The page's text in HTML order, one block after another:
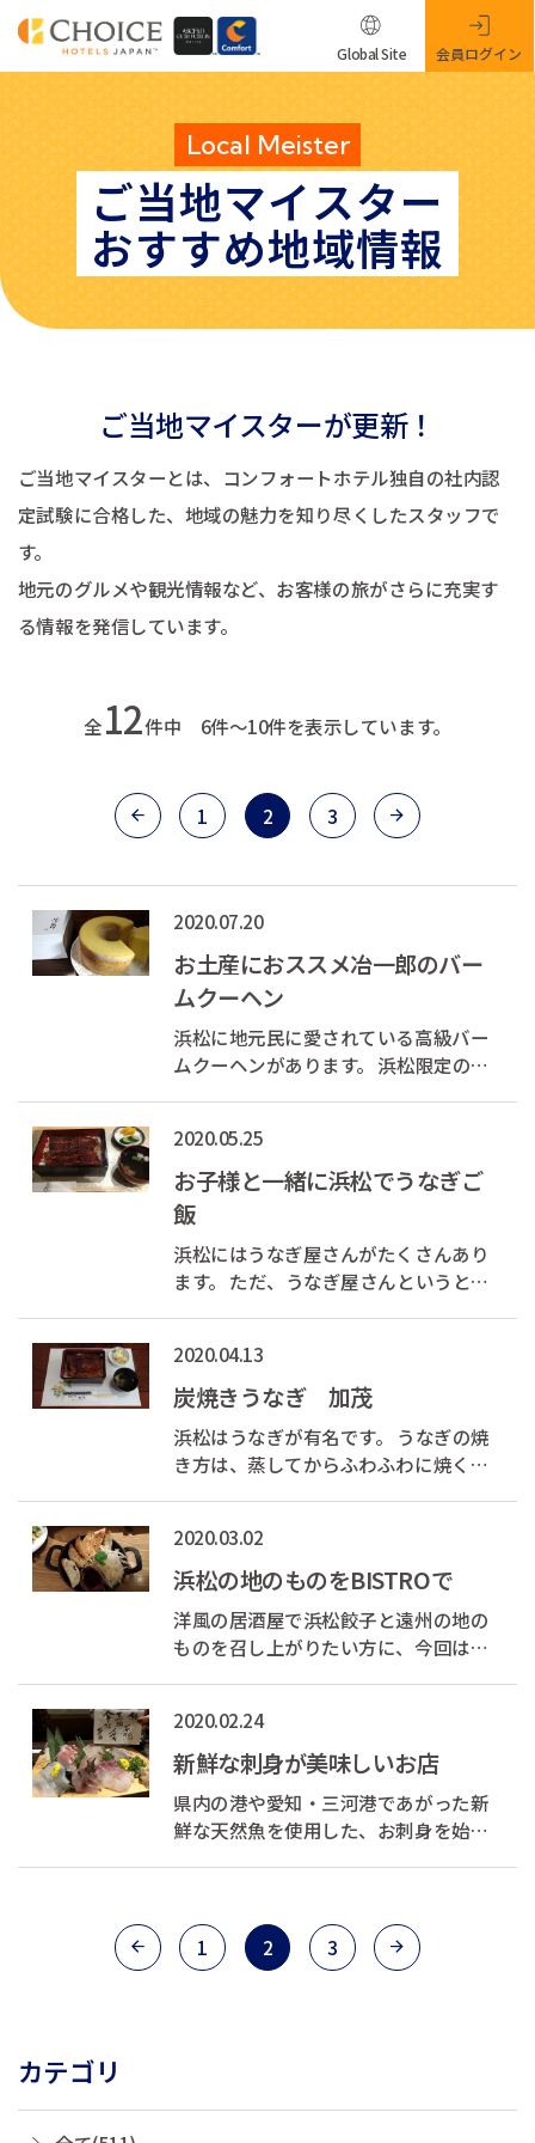
Local Meister
ご当地マイスター
おすすめ地域情報
Global Site 会員ログイン
ご当地マイスターが更新！
ご当地マイスターとは、コンフォートホテル独自の社内認
定試験に合格した、地域の魅力を知り尽くしたスタッフで
す。
地元のグルメや観光情報など、お客様の旅がさらに充実す
る情報を発信しています。
全12件中 6件～10件を表示しています。
1 2 3
2020.07.20
お土産におススメ冶一郎のバー
ムクーヘン
浜松に地元民に愛されている高級バー
ムクーヘンがあります。 浜松限定の抹
なバームクーヘンを作っている治一郎
さんを紹介したいと思います。
2020.05.25
お子様と一緒に浜松でうなぎご
飯
浜松にはうなぎ屋さんがたくさんあり
ます。 ただ、うなぎ屋さんというとお
お子様メニューもありお子様連れでも
気兼ねなく入ることができる鰻屋さん
2020.04.13
炭焼きうなぎ 加茂
浜松はうなぎが有名です。 うなぎの焼
き方は、蒸してからふわふわに焼く関
風のお店が半々ずつぐらいあります。
今回は地元の人にも人気の関西風の人
2020.03.02
浜松の地のものをBISTROで
洋風の居酒屋で浜松餃子と遠州の地の
ものを召し上がりたい方に、今回は気
2020.02.24
新鮮な刺身が美味しいお店
県内の港や愛知・三河港であがった新
鮮な天然魚を使用した、お刺身を始め
1 2 3
カテゴリ